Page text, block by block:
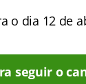
o dia 12 de
seguir o